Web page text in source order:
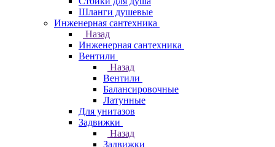
Шланги душевые
Инженерная сантехника
Назад
Инженерная сантехника
Вентили
Назад
Вентили
Балансировочные
Латунные
Для унитазов
Задвижки
Назад
Задвижки